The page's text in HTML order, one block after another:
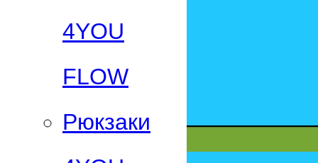
4YOU
FLOW
Рюкзаки